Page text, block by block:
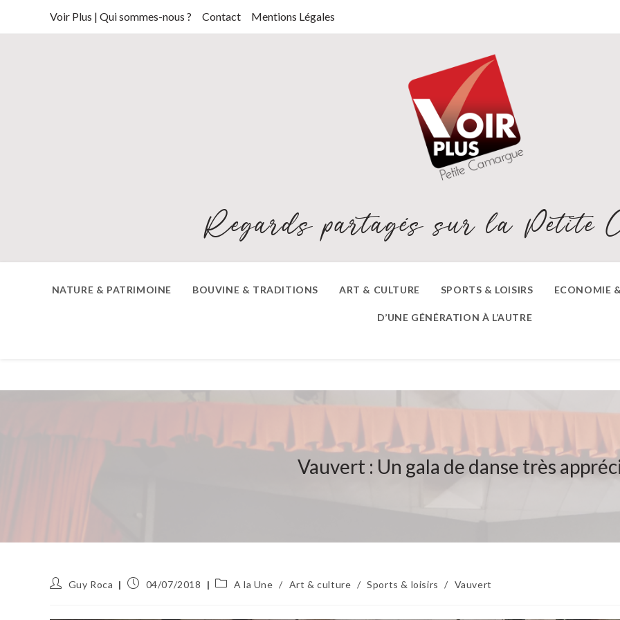
Voir Plus | Qui sommes-nous ? Contact Mentions Légales
Regards partagés sur la Petite
NATURE & PATRIMOINE BOUVINE & TRADITIONS ART & CULTURE SPORTS & LOISIRS ECONOMIE
D’UNE GÉNÉRATION À L’AUTRE
Vauvert : Un gala de danse très
Auteur/autrice
Guy Roca
Publication
04/07/2018
PostA la Une / Art & culture / Sports & loisirs / Vauvert